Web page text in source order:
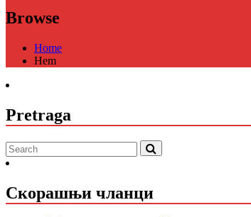
Browse
Home
Hem
Pretraga
Скорашњи чланци